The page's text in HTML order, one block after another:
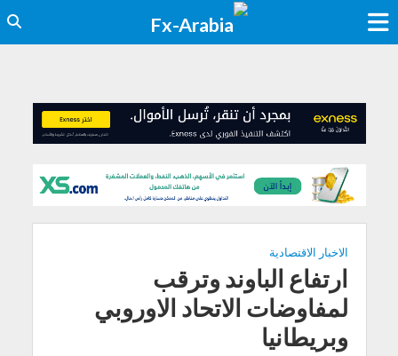
الاخبار الاقتصادية
ارتفاع الباوند وترقب
لمفاوضات الاتحاد الاوروبي
وبريطانيا